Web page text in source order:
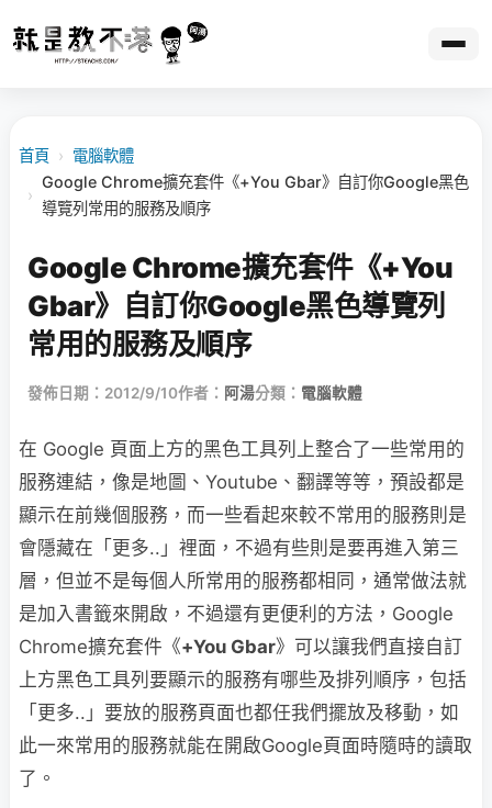
首頁 › 電腦軟體
›
Google Chrome擴充套件《+You Gbar》自訂你Google黑色
導覽列常用的服務及順序
Google Chrome擴充套件《+You
Gbar》自訂你Google黑色導覽列
常用的服務及順序
發佈日期：2012/9/10作者： 阿湯分類： 電腦軟體
在 Google 頁面上方的黑色工具列上整合了一些常用的
服務連結，像是地圖、Youtube、翻譯等等，預設都是
顯示在前幾個服務，而一些看起來較不常用的服務則是
會隱藏在「更多..」裡面，不過有些則是要再進入第三
層，但並不是每個人所常用的服務都相同，通常做法就
是加入書籤來開啟，不過還有更便利的方法，Google
Chrome擴充套件《+You Gbar》可以讓我們直接自訂
上方黑色工具列要顯示的服務有哪些及排列順序，包括
「更多..」要放的服務頁面也都任我們擺放及移動，如
此一來常用的服務就能在開啟Google頁面時隨時的讀取
了。